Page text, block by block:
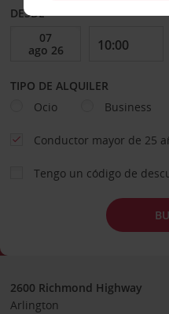
DESDE
TIPO DE ALQUILER
Ocio
Business
Conductor mayor de 25
Tengo un código de
2600 Richmond Highway
Arlington